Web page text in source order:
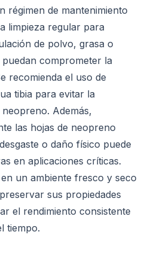
régimen de mantenimiento
limpieza regular para
de polvo, grasa o
comprometer la
recomienda el uso de
tibia para evitar la
Además,
las hojas de neopreno
o daño físico puede
en aplicaciones críticas.
un ambiente fresco y seco
sus propiedades
el rendimiento consistente
tiempo.